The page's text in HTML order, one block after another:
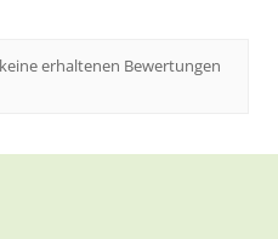
erhaltenen Bewertungen